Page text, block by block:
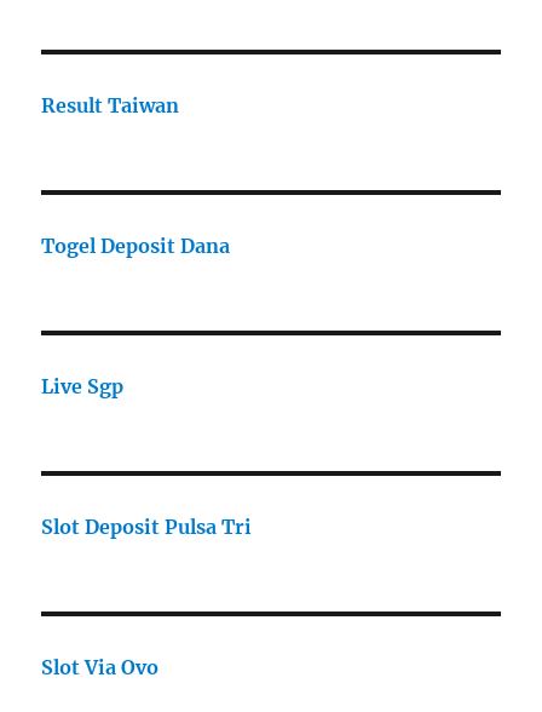
Result Taiwan
Togel Deposit Dana
Live Sgp
Slot Deposit Pulsa Tri
Slot Via Ovo